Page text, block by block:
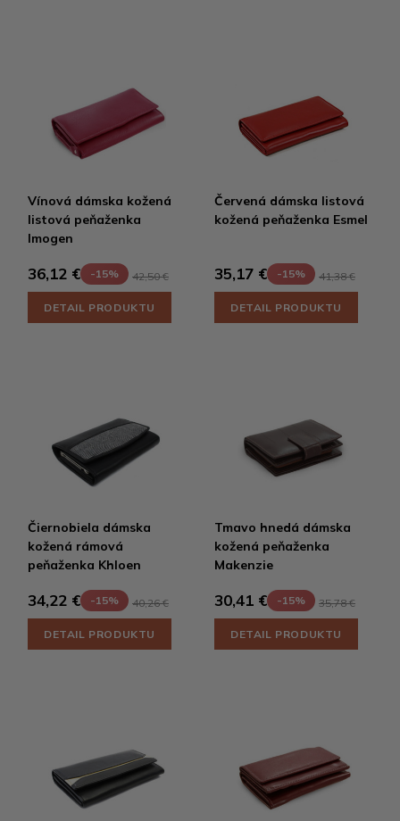
Vínová dámska kožená
listová peňaženka
Imogen
36,12 € -15% 42,50 €
DETAIL PRODUKTU
Červená dámska listová
kožená peňaženka Esmel
35,17 € -15% 41,38 €
DETAIL PRODUKTU
Čiernobiela dámska
kožená rámová
peňaženka Khloen
34,22 € -15% 40,26 €
DETAIL PRODUKTU
Tmavo hnedá dámska
kožená peňaženka
Makenzie
30,41 € -15% 35,78 €
DETAIL PRODUKTU